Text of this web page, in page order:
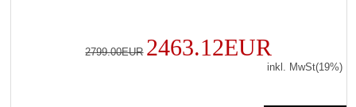
2799.00EUR 2463.12EUR
inkl. MwSt(19%)